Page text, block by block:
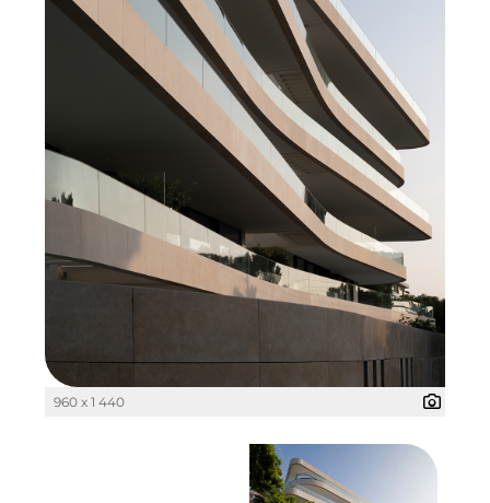
Quartier am Bahnhof Taufkirchen
R&S Immobilienmanagement GmbH
RE/MAX Germany
Rock Capital Group
Schwaiger Group
Scrivo Communications
The Q
960 x 1 440